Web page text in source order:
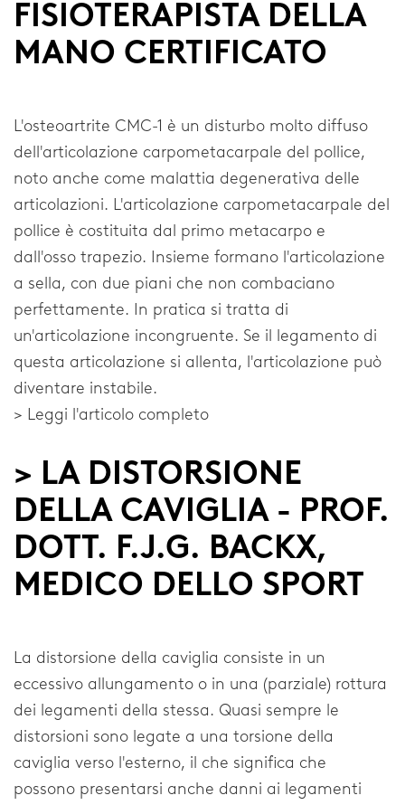
FISIOTERAPISTA DELLA
MANO CERTIFICATO
L'osteoartrite CMC-1 è un disturbo molto diffuso
dell'articolazione carpometacarpale del pollice,
noto anche come malattia degenerativa delle
articolazioni. L'articolazione carpometacarpale del
pollice è costituita dal primo metacarpo e
dall'osso trapezio. Insieme formano l'articolazione
a sella, con due piani che non combaciano
perfettamente. In pratica si tratta di
un'articolazione incongruente. Se il legamento di
questa articolazione si allenta, l'articolazione può
diventare instabile.
> Leggi l'articolo completo
> LA DISTORSIONE
DELLA CAVIGLIA - PROF.
DOTT. F.J.G. BACKX,
MEDICO DELLO SPORT
La distorsione della caviglia consiste in un
eccessivo allungamento o in una (parziale) rottura
dei legamenti della stessa. Quasi sempre le
distorsioni sono legate a una torsione della
caviglia verso l'esterno, il che significa che
possono presentarsi anche danni ai legamenti